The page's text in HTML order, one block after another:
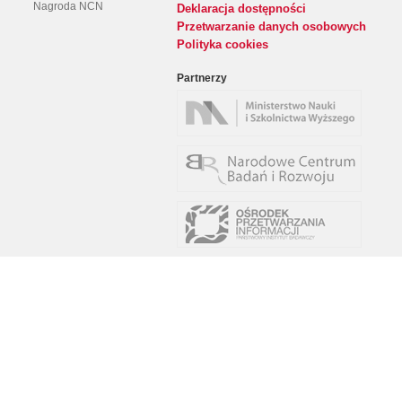
Nagroda NCN
Deklaracja dostępności
Przetwarzanie danych osobowych
Polityka cookies
Partnerzy